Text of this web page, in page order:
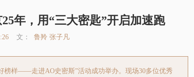
一周回顾
年，用“三大密匙”开启加速跑
文： 鲁羚 张子凡
榜样——走进AO史密斯”活动成功举办。现场30多位优秀